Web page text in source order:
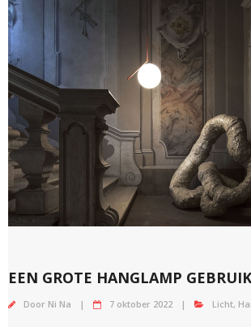
EEN GROTE HANGLAMP
Door Ni Na 7 oktober 2022 Licht,